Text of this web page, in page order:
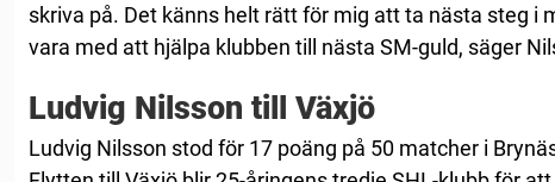
skriva på. Det känns helt rätt för mig att ta nästa steg i
vara med att hjälpa klubben till nästa SM-guld, säger
Ludvig Nilsson till Växjö
Ludvig Nilsson stod för 17 poäng på 50 matcher i